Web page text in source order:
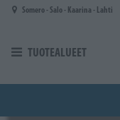
Siirry pääsisältöön
Somero - Salo - Kaarina - Lahti
TUOTEALUEET